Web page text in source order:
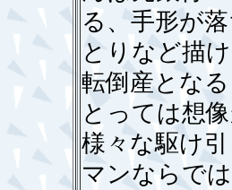
る、手形が
とりなど描
転倒産とな
とっては想
様々な駆け
マンならで